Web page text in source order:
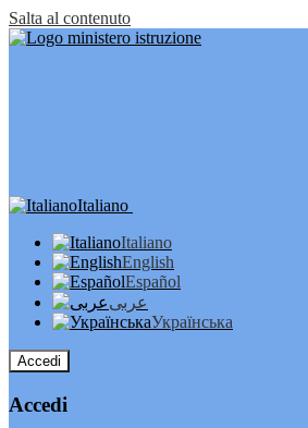
Salta al contenuto
Italiano
Italiano
English
Español
عربى
Українська
Accedi
Accedi